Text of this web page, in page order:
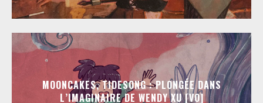
MOONCAKES, TIDESONG : PLONGÉE DANS
L’IMAGINAIRE DE WENDY XU [VO]